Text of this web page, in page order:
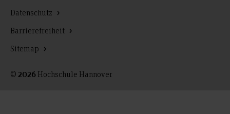
© 2026 Hochschule Hannover
Datenschutz
Barrierefreiheit
Sitemap